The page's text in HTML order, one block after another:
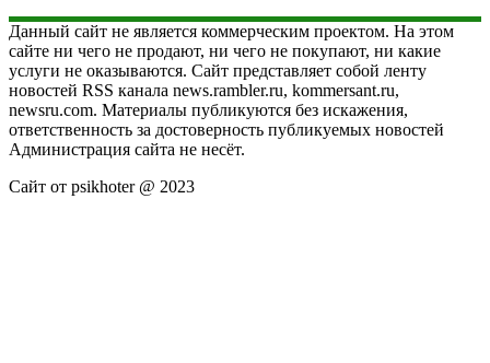
Данный сайт не является коммерческим проектом. На этом
сайте ни чего не продают, ни чего не покупают, ни какие
услуги не оказываются. Сайт представляет собой ленту
новостей RSS канала news.rambler.ru, kommersant.ru,
newsru.com. Материалы публикуются без искажения,
ответственность за достоверность публикуемых новостей
Администрация сайта не несёт.
Сайт от psikhoter @ 2023